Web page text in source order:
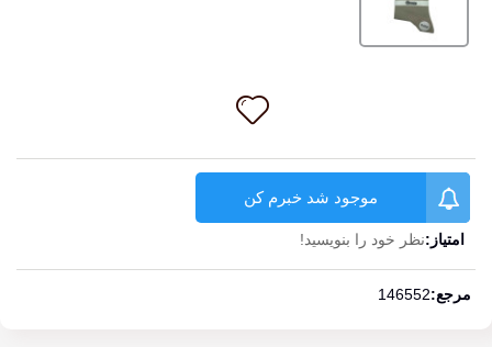
موجود شد خبرم کن
امتیاز:نظر خود را بنویسید!
مرجع:146552